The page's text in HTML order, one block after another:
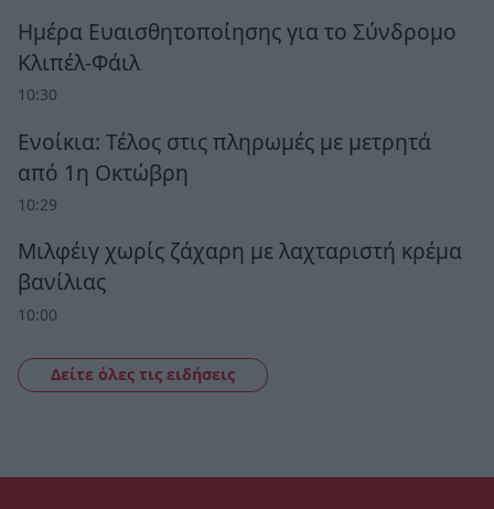
Ημέρα Ευαισθητοποίησης για το Σύνδρομο
Κλιπέλ-Φάιλ
10:30
Ενοίκια: Τέλος στις πληρωμές με μετρητά
από 1η Οκτώβρη
10:29
Μιλφέιγ χωρίς ζάχαρη με λαχταριστή κρέμα
βανίλιας
10:00
Δείτε όλες τις ειδήσεις